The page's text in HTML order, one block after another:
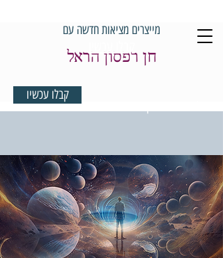
מייצרים מציאות חדשה עם
חן רפסון הראל
קבלו עכשיו